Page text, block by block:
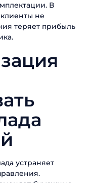
В
не
теряет прибыль
устраняет